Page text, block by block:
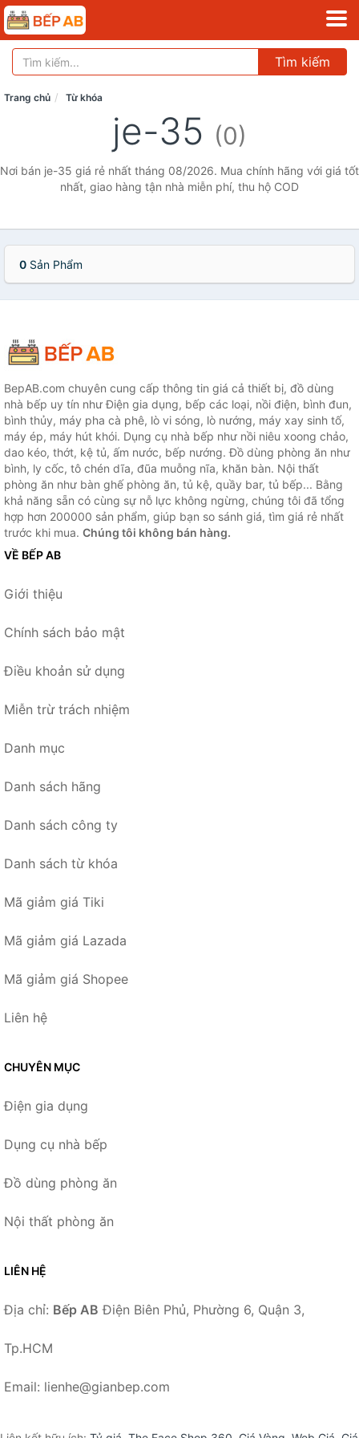
Tìm kiếm
Trang chủ Từ khóa
je-35 (0)
Nơi bán je-35 giá rẻ nhất tháng 08/2026. Mua chính hãng với giá tốt
nhất, giao hàng tận nhà miễn phí, thu hộ COD
0 Sản Phẩm
BepAB.com chuyên cung cấp thông tin giá cả thiết bị, đồ dùng
nhà bếp uy tín như Điện gia dụng, bếp các loại, nồi điện, bình đun,
bình thủy, máy pha cà phê, lò vi sóng, lò nướng, máy xay sinh tố,
máy ép, máy hút khói. Dụng cụ nhà bếp như nồi niêu xoong chảo,
dao kéo, thớt, kệ tủ, ấm nước, bếp nướng. Đồ dùng phòng ăn như
bình, ly cốc, tô chén dĩa, đũa muỗng nĩa, khăn bàn. Nội thất
phòng ăn như bàn ghế phòng ăn, tủ kệ, quầy bar, tủ bếp... Bằng
khả năng sẵn có cùng sự nỗ lực không ngừng, chúng tôi đã tổng
hợp hơn 200000 sản phẩm, giúp bạn so sánh giá, tìm giá rẻ nhất
trước khi mua. Chúng tôi không bán hàng.
VỀ BẾP AB
Giới thiệu
Chính sách bảo mật
Điều khoản sử dụng
Miễn trừ trách nhiệm
Danh mục
Danh sách hãng
Danh sách công ty
Danh sách từ khóa
Mã giảm giá Tiki
Mã giảm giá Lazada
Mã giảm giá Shopee
Liên hệ
CHUYÊN MỤC
Điện gia dụng
Dụng cụ nhà bếp
Đồ dùng phòng ăn
Nội thất phòng ăn
LIÊN HỆ
Địa chỉ: Bếp AB Điện Biên Phủ, Phường 6, Quận 3,
Tp.HCM
Email: lienhe@gianbep.com